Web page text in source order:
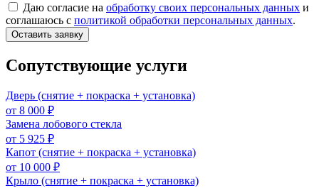
Даю согласие на обработку своих персональных данных и
соглашаюсь с политикой обработки персональных данных.
Оставить заявку
Сопутствующие услуги
Дверь (снятие + покраска + установка)
от 8 000 ₽
Замена лобового стекла
от 5 925 ₽
Капот (снятие + покраска + установка)
от 10 000 ₽
Крыло (снятие + покраска + установка)